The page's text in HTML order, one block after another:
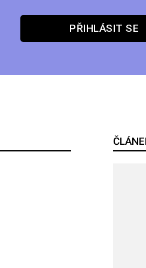
PŘIHLÁSIT SE